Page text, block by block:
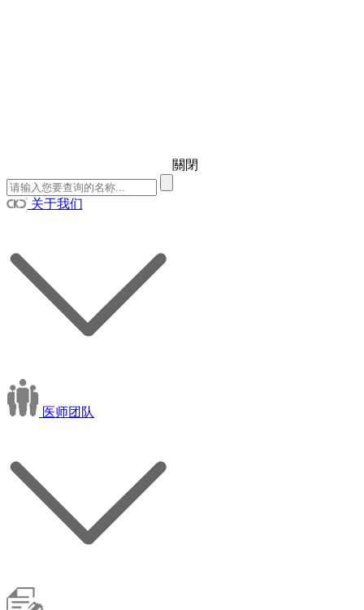
關閉
关于我们
医师团队